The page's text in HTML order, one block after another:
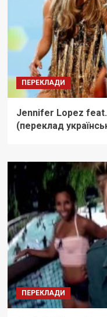
ПЕРЕКЛАДИ
Jennifer Lopez
(переклад
ПЕРЕКЛАДИ